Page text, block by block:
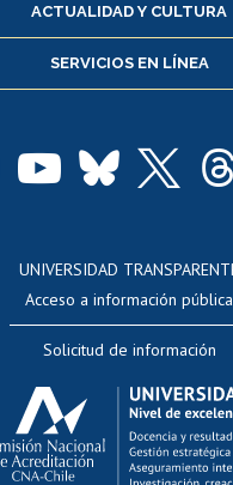
Servicio médico y dental
Pago de arancel y crédito
Docentes
Perfeccionamiento
Editar Portafolio Académico
Evaluación docente
Calificación académica
Postulación al AUCAI
Funcionarias/os
ACTUALIDAD Y CULTURA
SERVICIOS EN LÍNEA
UNIVERSIDAD
Acceso a información pública
Solicitud de información